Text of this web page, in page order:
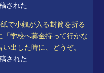
された
で小銭が入る封筒を折る
「学校へ募金持って行かな
出した時に、どうぞ。
された